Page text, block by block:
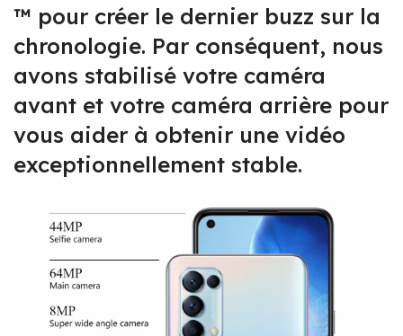
™ pour créer le dernier buzz sur la
chronologie. Par conséquent, nous
avons stabilisé votre caméra
avant et votre caméra arrière pour
vous aider à obtenir une vidéo
exceptionnellement stable.